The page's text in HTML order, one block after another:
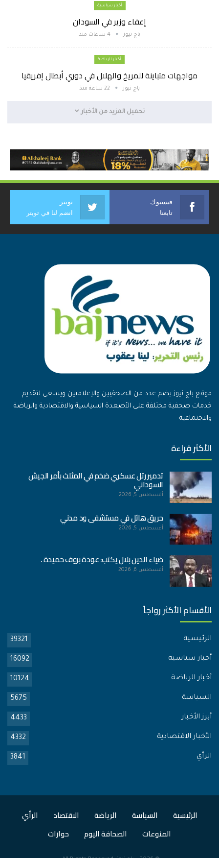
أخبار سياسية
إعفاء وزير في السودان
باج نيوز 4 ساعات منذ
أخبار الرياضة
مواجهات متباينة للمريخ والهلال في دوري أبطال إفريقيا
باج نيوز 22 ساعة منذ
تحميل المزيد من الأخبار
فيسبوك
تابعنا
تويتر
انضم لنا في تويتر
موقع باج نيوز يضم عدد من الصحفيين والإعلاميين ويسعى لتقديم
خدمات صحفية مختلفة على الأصعدة السياسية والاقتصادية والرياضة
والاجتماعية
الأكثر قراءة
تدمير رتل عسكري ضخم في المثلث بأمر الجيش
السوداني
أغسطس 5, 2026
حريق هائل في مستشفى ود مدني
أغسطس 5, 2026
ضياء الدين بلال يكتب: عودة بروف حميدة .
أغسطس 6, 2026
الأقسام الأكثر رواجاً
الرئيسية 39321
أخبار سياسية 16092
أخبار الرياضة 10124
السياسة 5675
أبرز الأخبار 4433
الأخبار الاقتصادية 4332
الرأي 3841
الرئيسية السياسة الرياضة الاقتصاد
الرأي
المنوعات
الصحافة اليوم حوارات